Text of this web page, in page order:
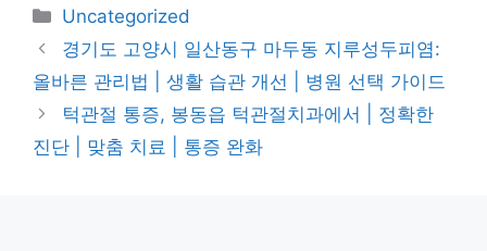
카
테
리
Uncategorized
경기도 고양시 일산동구 마두동 지루성두피염:
올바른 관리법 | 생활 습관 개선 | 병원 선택 가이드
턱관절 통증, 봉동읍 턱관절치과에서 | 정확한
진단 | 맞춤 치료 | 통증 완화